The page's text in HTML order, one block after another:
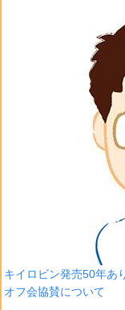
キイロビン発売50年あ
オフ会協賛について